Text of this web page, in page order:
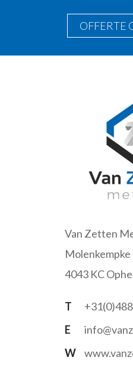
OFFERTE
Van Zetten
Molenkempke
4043 KC
T
E
W